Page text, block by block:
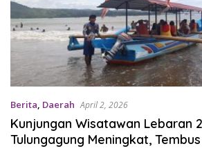
Berita, Daerah April 2, 2026
Kunjungan Wisatawan Lebaran
Tulungagung Meningkat,